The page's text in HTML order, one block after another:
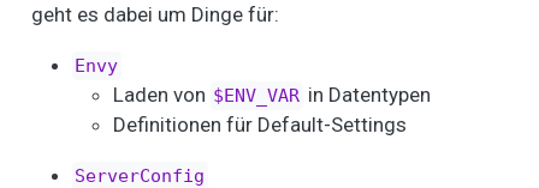
geht es dabei um Dinge für:
Envy
Laden von $ENV_VAR in Datentypen
Definitionen für Default-Settings
ServerConfig